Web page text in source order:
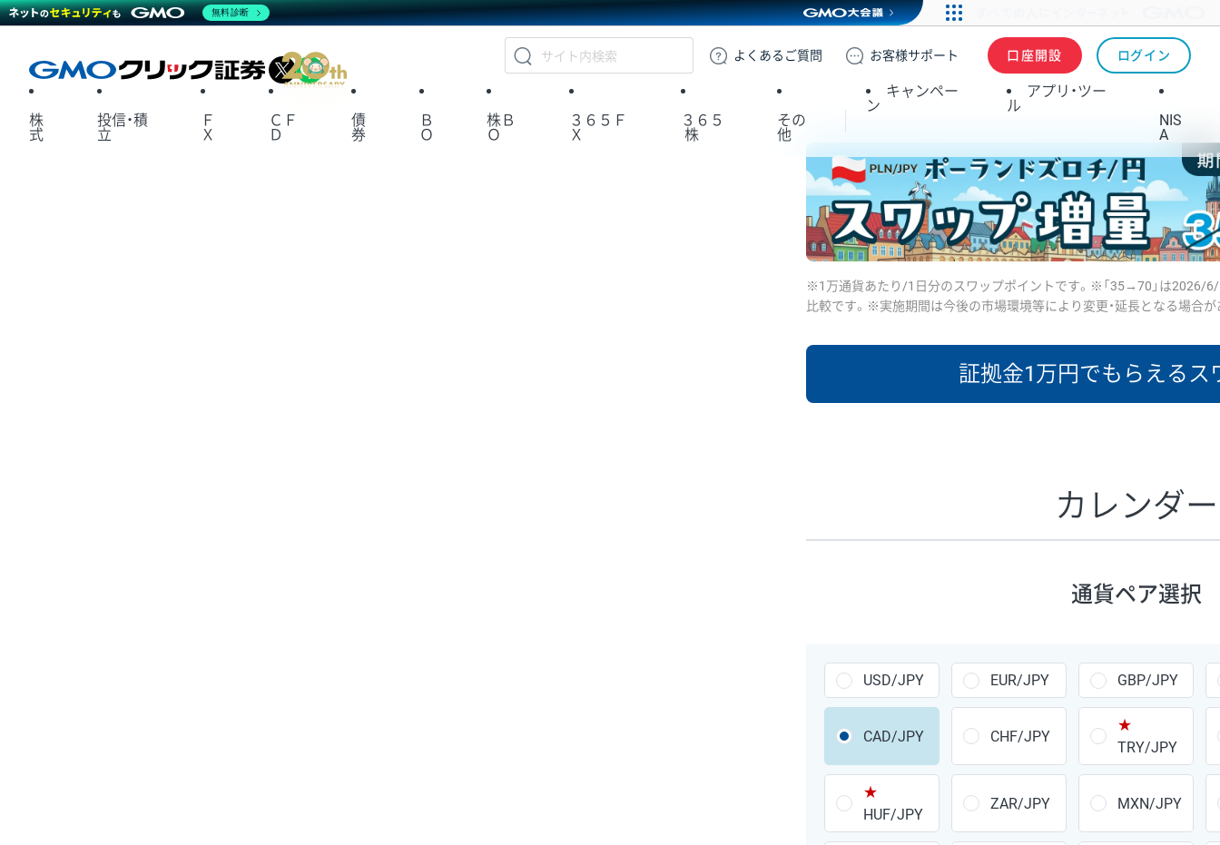
GMOクリック証券
よくある ご質問 お客様サポート 口座開設 ログイン
X
株
式
投信・積
立
Ｆ
Ｘ
ＣＦ
Ｄ
債
券
Ｂ
Ｏ
株Ｂ
Ｏ
３６５Ｆ
Ｘ
３６５
株
その
他
キャンペー
ン
アプリ・ツー
ル
NIS
A
※1万通貨あたり/1日分のスワップポイントです。※「35→70」は2026/6/
比較です。※実施期間は今後の市場環境等により変更・延長となる場合が
証拠金1万円でもらえるス
あたりの
ポイント
GBP/JPY 170円
AUD/JPY 106円
NZD/JPY 28円
CAD/JPY 38円
カレンダー
通貨ペア選択
USD/JPY EUR/JPY GBP/JPY
CAD/JPY CHF/JPY
★
TRY/JPY
★
HUF/JPY
ZAR/JPY MXN/JPY
無料診断